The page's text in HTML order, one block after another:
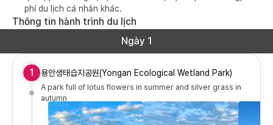
phí du lịch cá nhân khác.
Thông tin hành trình du lịch
Ngày 1
1 용안생태습지공원(Yongan Ecological Wetland Park)
A park full of lotus flowers in summer and silver grass in
autumn